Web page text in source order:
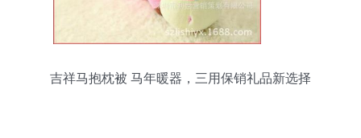
吉祥马抱枕被 马年暖器，三用保销礼品新选择